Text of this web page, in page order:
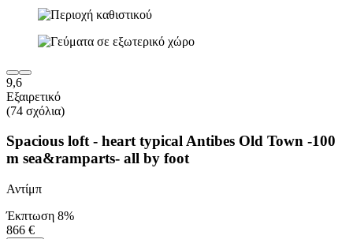
9,6
Εξαιρετικό
(74 σχόλια)
Spacious loft - heart typical Antibes Old Town -100
m sea&ramparts- all by foot
Αντίμπ
Έκπτωση 8%
866 €